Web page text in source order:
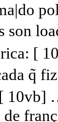
son
[
q̃
…
de